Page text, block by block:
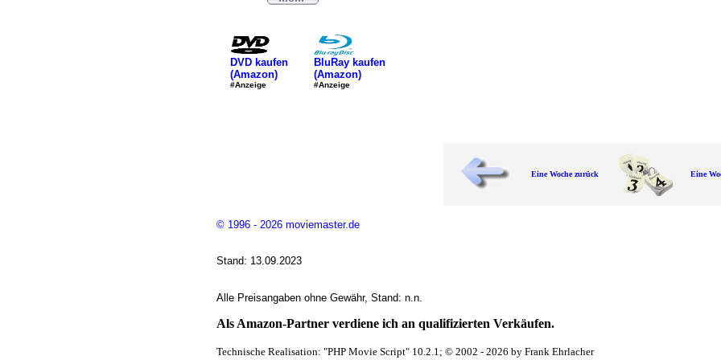
DVD kaufen
(Amazon)
#Anzeige
BluRay kaufen
(Amazon)
#Anzeige
Eine Woche zurück Eine
© 1996 - 2026 moviemaster.de
Stand: 13.09.2023
Alle Preisangaben ohne Gewähr, Stand: n.n.
Als Amazon-Partner verdiene ich an qualifizierten Verkäufen.
Technische Realisation: "PHP Movie Script" 10.2.1; © 2002 - 2026 by Frank Ehrlacher